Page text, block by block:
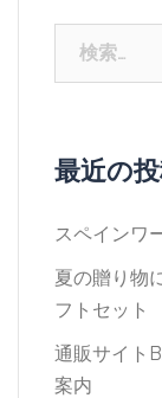
最近の
スペインワ
夏の贈り物
フトセット
通販サイト
案内